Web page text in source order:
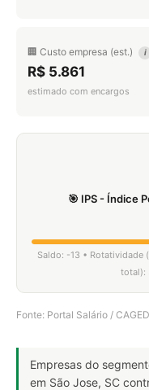
🏢 Custo empresa (est.) i
R$ 5.861
estimado com encargos
🎯 IPS - Índice
Saldo: -13 • Rotatividade
total):
Fonte: Portal Salário /
Empresas do
em São Jose, SC